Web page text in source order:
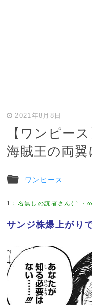
2021年8月8日
【ワンピー
海賊王の両翼
ワンピース
1 ： 名無しの読者さん(｀・
サンジ株爆上がり